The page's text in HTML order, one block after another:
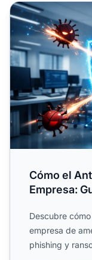
Cómo el Anti-
Cómo el
Empresa:
Descubre
empresa de
phishing y